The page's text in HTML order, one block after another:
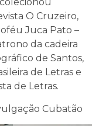
O Cruzeiro,
Juca Pato –
da cadeira
de Santos,
de Letras e
de Letras.
Cubatão